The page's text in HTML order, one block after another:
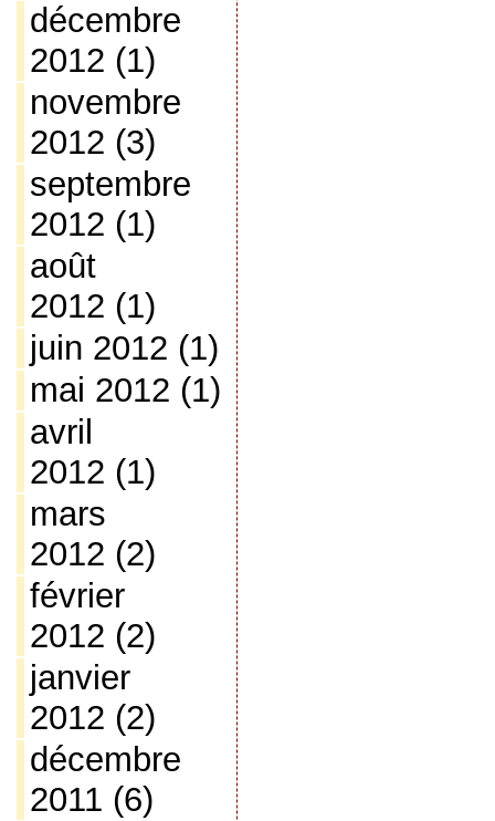
décembre
2012 (1)
novembre
2012 (3)
septembre
2012 (1)
août
2012 (1)
juin 2012 (1)
mai 2012 (1)
avril
2012 (1)
mars
2012 (2)
février
2012 (2)
janvier
2012 (2)
décembre
2011 (6)